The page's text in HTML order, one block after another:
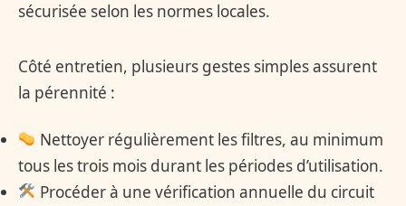
sécurisée selon les normes locales.
Côté entretien, plusieurs gestes simples assurent
la pérennité :
Nettoyer régulièrement les filtres, au minimum
tous les trois mois durant les périodes d’utilisation.
Procéder à une vérification annuelle du circuit